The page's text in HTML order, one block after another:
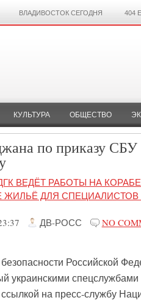
ВЛАДИВОСТОК СЕГОДНЯ 404
КУЛЬТУРА ОБЩЕСТВО
по приказу СБУ
ВЕДЁТ РАБОТЫ НА
ДЛЯ
ДВ-РОСС NO
Российской
украинскими
на пресс-службу